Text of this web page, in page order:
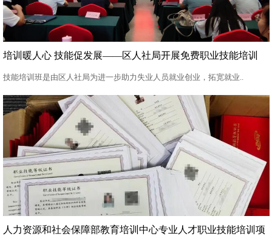
培训暖人心 技能促发展——区人社局开展免费职业技能培训
技能培训班是由区人社局为进一步助力失业人员就业创业，拓宽就业..
人力资源和社会保障部教育培训中心专业人才职业技能培训项